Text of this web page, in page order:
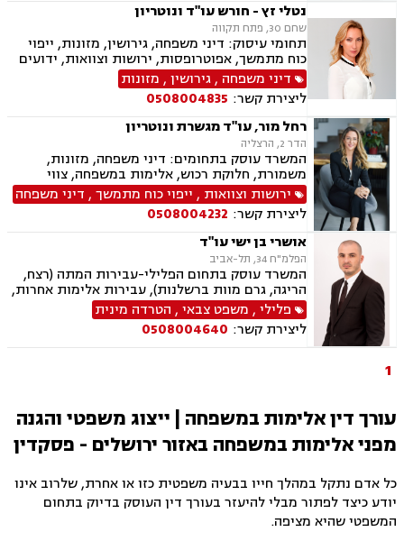
נטלי זץ - חורש עו"ד ונוטריון
שחם 30, פתח תקווה
תחומי עיסוק: דיני משפחה, גירושין, מזונות, ייפוי
כוח מתמשך, אפוטרופסות, ירושות וצוואות, ידועים
בציבור, הסכמי ממון, משמורת, אבהות , נישואים
אזרחיים, גישור במשפחה, חלוקת רכוש, אלימות
במשפחה, מעמד אישי, הורות חד מינית, זמני שהות,
נוטריון
דיני משפחה ,גירושין, מזונות
ליצירת קשר: 0508004835
רחל מור, עו"ד מגשרת ונוטריון
הדר 2, הרצליה
המשרד עוסק בתחומים: דיני משפחה, מזונות,
משמורת, חלוקת רכוש, אלימות במשפחה, צווי
מניעה, גירושין, ירושות וצוואות, אפוטרופסות, ייפוי
כוח מתמשך, חוק הנוער, אימוץ , הסכמי ממון, מעמד
אישי, גישור במשפחה, ידועים בציבור, נדל"ן,
עסקאות מכר דירה
ירושות וצוואות , ייפוי כוח מתמשך, דיני משפחה
ליצירת קשר: 0508004232
אושרי בן ישי עו"ד
הפלמ"ח 34, תל-אביב
המשרד עוסק בתחום הפלילי-עבירות המתה (רצח,
הריגה, גרם מוות ברשלנות), עבירות אלימות אחרות,
עבירות רכוש, עבירות סמים, עבירות מין, עבירות
כלכליות, עבירות צווארון לבן ועוד. כמו כן המשרד
עוסק בערעורים פליליים, משפט צבאי, ועדות
שחרורים ועתירות אסירים.
פלילי, משפט צבאי, הטרדה מינית
ליצירת קשר: 0508004640
1
עורך דין אלימות במשפחה | ייצוג משפטי והגנה
מפני אלימות במשפחה באזור ירושלים - פסקדין
כל אדם נתקל במהלך חייו בבעיה משפטית כזו או אחרת, שלרוב אינו
יודע כיצד לפתור מבלי להיעזר בעורך דין העוסק בדיוק בתחום
המשפטי שהיא מציפה.